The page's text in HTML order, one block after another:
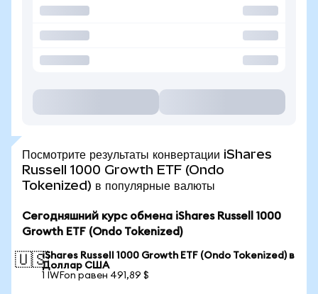
Посмотрите результаты конвертации iShares
Russell 1000 Growth ETF (Ondo
Tokenized) в популярные валюты
Сегодняшний курс обмена iShares Russell 1000
Growth ETF (Ondo Tokenized)
🇺🇸iShares Russell 1000 Growth ETF (Ondo Tokenized) в
Доллар США
1 IWFon равен 491,89 $